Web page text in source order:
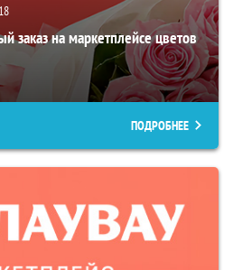
18
заказ на маркетплейсе цветов
ПОДРОБНЕЕ